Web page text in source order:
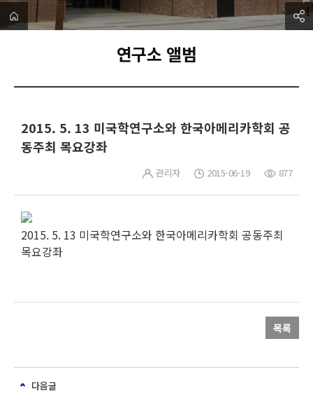
연구소 앨범
2015. 5. 13 미국학연구소와 한국아메리카학회 공
동주최 목요강좌
관리자 2015-06-19 877
2015. 5. 13 미국학연구소와 한국아메리카학회 공동주최
목요강좌
목록
다음글